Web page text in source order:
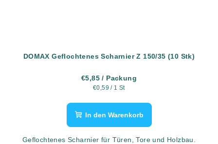
DOMAX Geflochtenes Scharnier Z 150/35 (10 Stk)
€5,85/ Packung
Verkaufspreis:
€0,59 / 1 St
In den Warenkorb
Geflochtenes Scharnier für Türen, Tore und Holzbau.